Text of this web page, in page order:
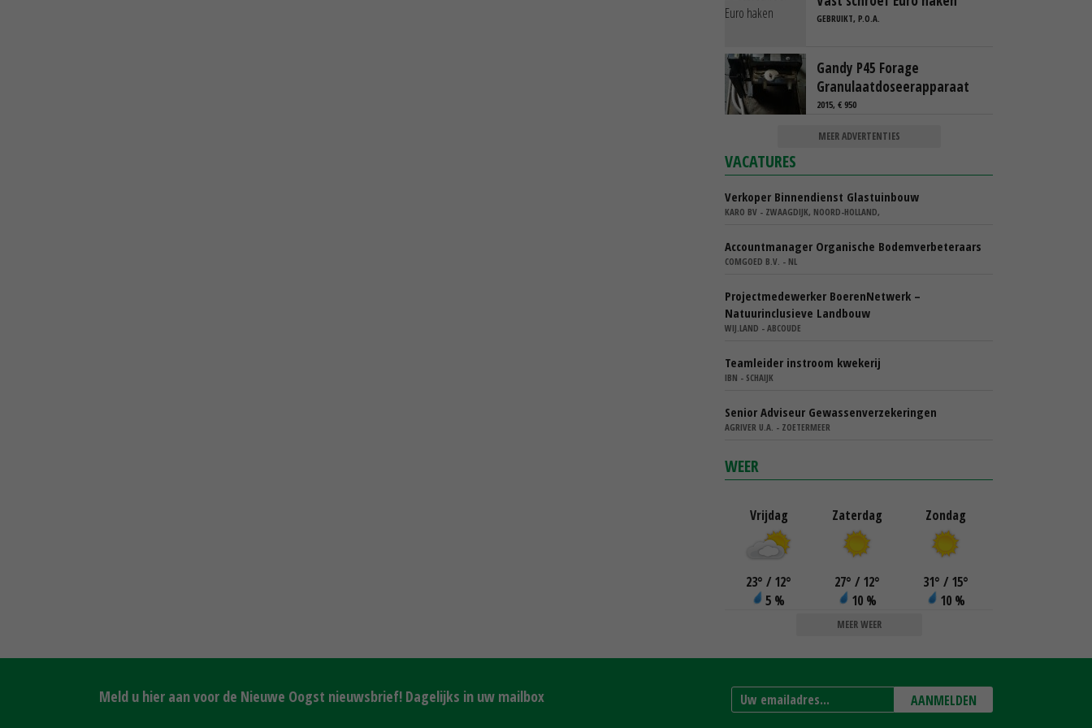
GEBRUIKT, P.O.A.
Gandy P45 Forage
Granulaatdoseerapparaat
2015, € 950
MEER ADVERTENTIES
VACATURES
Verkoper Binnendienst Glastuinbouw
KARO BV - ZWAAGDIJK, NOORD-HOLLAND,
Accountmanager Organische Bodemverbeteraars
COMGOED B.V. - NL
Projectmedewerker BoerenNetwerk –
Natuurinclusieve Landbouw
WIJ.LAND - ABCOUDE
Teamleider instroom kwekerij
IBN - SCHAIJK
Senior Adviseur Gewassenverzekeringen
AGRIVER U.A. - ZOETERMEER
WEER
Vrijdag
23° / 12°
5 %
Zaterdag
27° / 12°
10 %
Zondag
31° / 15°
10 %
MEER WEER
Meld u hier aan voor de Nieuwe Oogst nieuwsbrief! Dagelijks in uw mailbox AANMELDEN